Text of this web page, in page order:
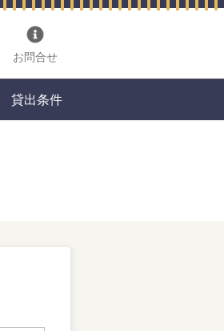
お問合せ
貸出条件